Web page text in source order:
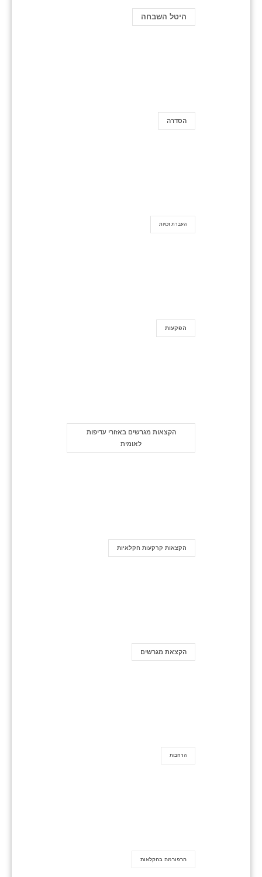
היטל השבחה
הסדרה
העברת זכויות
הפקעות
הקצאות מגרשים באזורי עדיפות
לאומית
הקצאות קרקעות חקלאיות
הקצאת מגרשים
הרחבות
הרפורמה בחקלאות